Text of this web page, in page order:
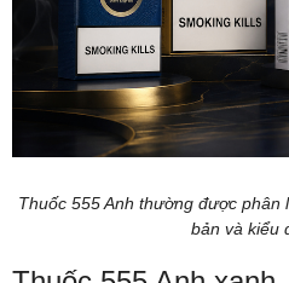
Thuốc 555 Anh thường được
bản và kiểu